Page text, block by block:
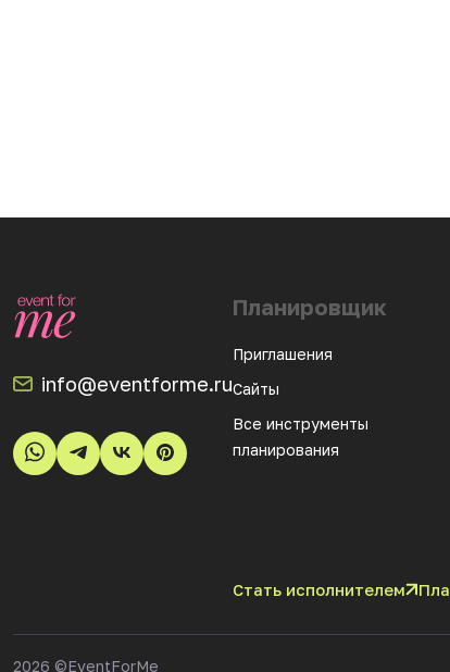
info@eventforme.ru
Планировщик
Приглашения
Сайты
Все инструменты
планирования
Стать исполнителем
2026 ©EventForMe